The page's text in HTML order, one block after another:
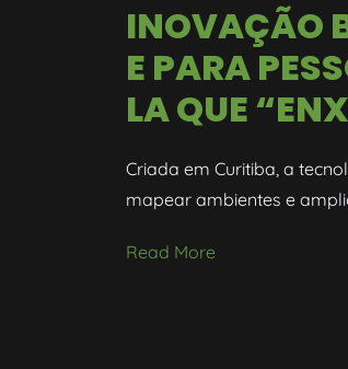
INOVAÇÃO
E PARA
LA QUE
Criada em Curitiba, a
mapear ambientes e
Read More